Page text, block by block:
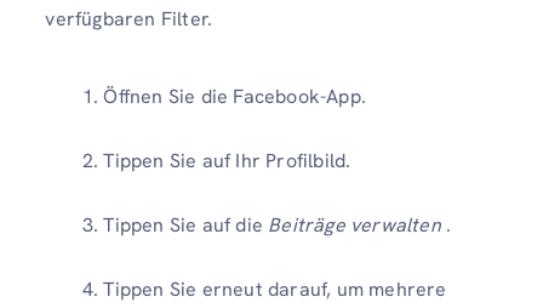
verfügbaren Filter.
Öffnen Sie die Facebook-App.
Tippen Sie auf Ihr Profilbild.
Tippen Sie auf die Beiträge verwalten .
Tippen Sie erneut darauf, um mehrere